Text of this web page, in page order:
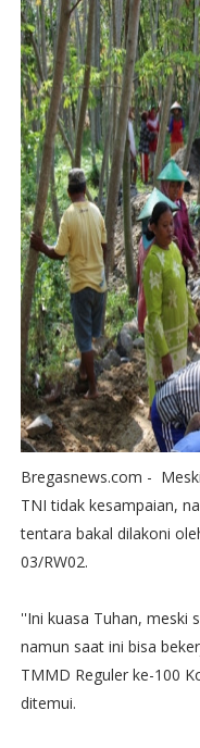
Bregasnews.com -
TNI tidak kesampaian,
tentara bakal dilakoni
03/RW02.
''Ini kuasa Tuhan, meski
namun saat ini bisa
TMMD Reguler ke-100
ditemui.